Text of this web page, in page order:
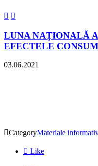
 
LUNA NAŢIONALĂ
EFECTELE
03.06.2021
CategoryMateriale
 Like